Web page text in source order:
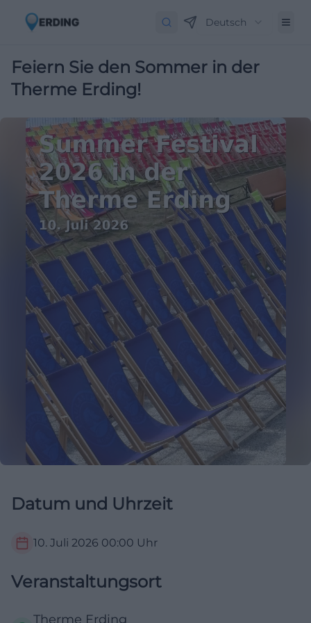
Deutsch
Feiern Sie den Sommer in der
Therme Erding!
Datum und Uhrzeit
10. Juli 2026 00:00 Uhr
Veranstaltungsort
Therme Erding